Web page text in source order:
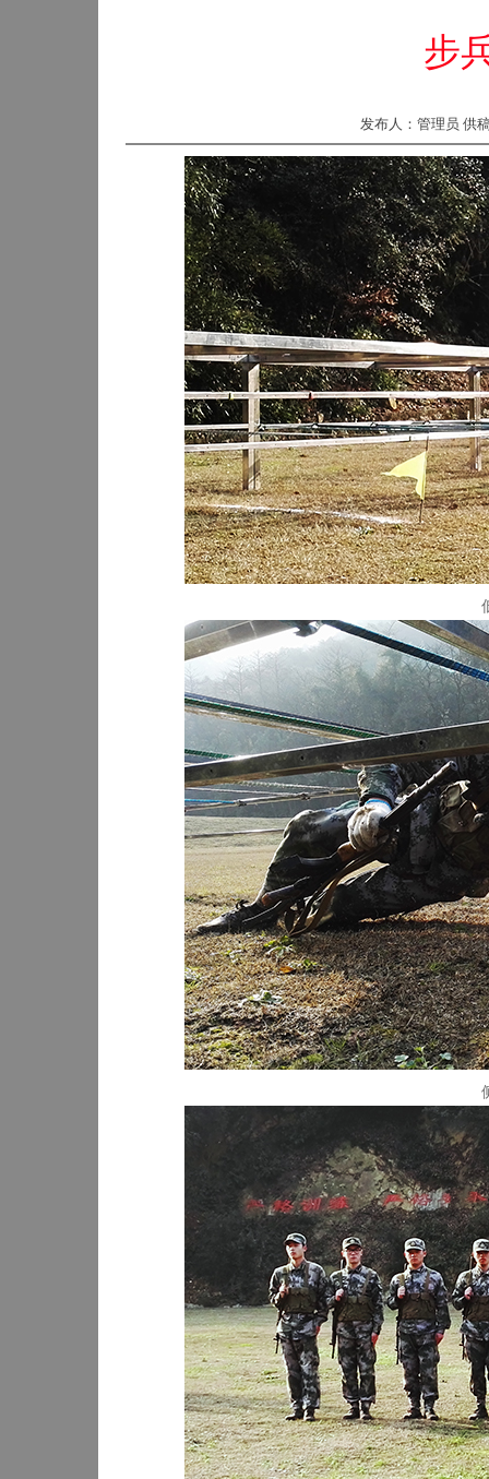
步
发布人：管理员 供